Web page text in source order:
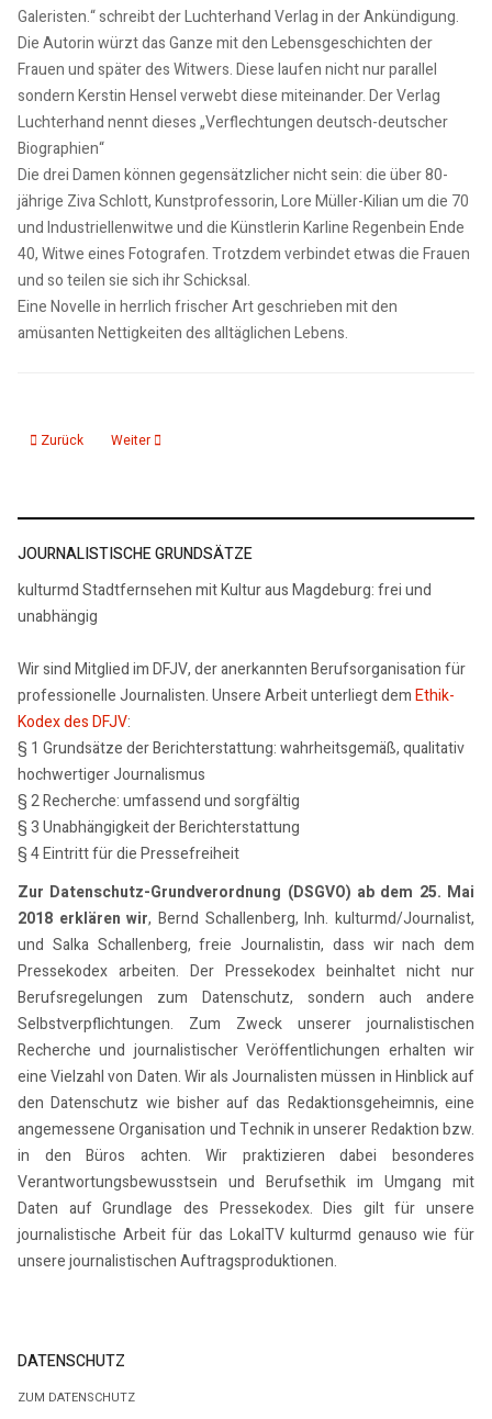
Galeristen.“ schreibt der Luchterhand Verlag in der Ankündigung.
Die Autorin würzt das Ganze mit den Lebensgeschichten der
Frauen und später des Witwers. Diese laufen nicht nur parallel
sondern Kerstin Hensel verwebt diese miteinander. Der Verlag
Luchterhand nennt dieses „Verflechtungen deutsch-deutscher
Biographien“
Die drei Damen können gegensätzlicher nicht sein: die über 80-
jährige Ziva Schlott, Kunstprofessorin, Lore Müller-Kilian um die 70
und Industriellenwitwe und die Künstlerin Karline Regenbein Ende
40, Witwe eines Fotografen. Trotzdem verbindet etwas die Frauen
und so teilen sie sich ihr Schicksal.
Eine Novelle in herrlich frischer Art geschrieben mit den
amüsanten Nettigkeiten des alltäglichen Lebens.
Vorheriger Beitrag: Rezension Albrecht Selge „Beethovn“ Rowohlt Verlag
Zurück Nächster Beitrag: Rezension Patrick Hofmann - Nagel im
Weiter
JOURNALISTISCHE GRUNDSÄTZE
kulturmd Stadtfernsehen mit Kultur aus Magdeburg: frei und
unabhängig
Wir sind Mitglied im DFJV, der anerkannten Berufsorganisation für
professionelle Journalisten. Unsere Arbeit unterliegt demEthik-
Kodex des DFJV:
§ 1 Grundsätze der Berichterstattung: wahrheitsgemäß, qualitativ
hochwertiger Journalismus
§ 2 Recherche: umfassend und sorgfältig
§ 3 Unabhängigkeit der Berichterstattung
§ 4 Eintritt für die Pressefreiheit
Zur Datenschutz-Grundverordnung (DSGVO) ab dem 25. Mai
2018 erklären wir, Bernd Schallenberg, Inh. kulturmd/Journalist,
und Salka Schallenberg, freie Journalistin, dass wir nach dem
Pressekodex arbeiten. Der Pressekodex beinhaltet nicht nur
Berufsregelungen zum Datenschutz, sondern auch andere
Selbstverpflichtungen. Zum Zweck unserer journalistischen
Recherche und journalistischer Veröffentlichungen erhalten wir
eine Vielzahl von Daten. Wir als Journalisten müssen in Hinblick auf
den Datenschutz wie bisher auf das Redaktionsgeheimnis, eine
angemessene Organisation und Technik in unserer Redaktion bzw.
in den Büros achten. Wir praktizieren dabei besonderes
Verantwortungsbewusstsein und Berufsethik im Umgang mit
Daten auf Grundlage des Pressekodex. Dies gilt für unsere
journalistische Arbeit für das LokalTV kulturmd genauso wie für
unsere journalistischen Auftragsproduktionen.
DATENSCHUTZ
ZUM DATENSCHUTZ